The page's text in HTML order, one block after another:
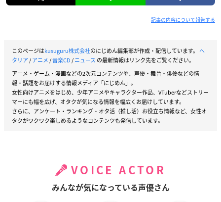
【出演】
アメリカ：小西克幸
イギリス：杉山紀彰
フランス：小野坂昌也
ロシア：高戸靖広
中国：甲斐田ゆき
スペイン：井上剛
プロイセン：髙坂篤志
セーシェル：高本めぐみ
ラトビア役：たなかこころ
記事の内容について報告する
このページはkusuguru株式会社のにじめん編集部が作成・配信しています。 ヘ
タリア/アニメ/音楽CD/ニュース の最新情報はリンク先をご覧ください。
アニメ・ゲーム・漫画などの2次元コンテンツや、声優・舞台・俳優などの情
報・話題をお届けする情報メディア「にじめん」。
女性向けアニメをはじめ、少年アニメやキャラクター作品、VTuberなどストリー
マーにも幅を広げ、オタクが気になる情報を幅広くお届けしています。
さらに、アンケート・ランキング・オタ活（推し活）お役立ち情報など、女性オ
タクがワクワク楽しめるようなコンテンツも発信しています。
VOICE ACTOR
みんなが気になっている声優さん